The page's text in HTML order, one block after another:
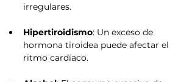
irregulares.
Hipertiroidismo: Un exceso de
hormona tiroidea puede afectar el
ritmo cardíaco.